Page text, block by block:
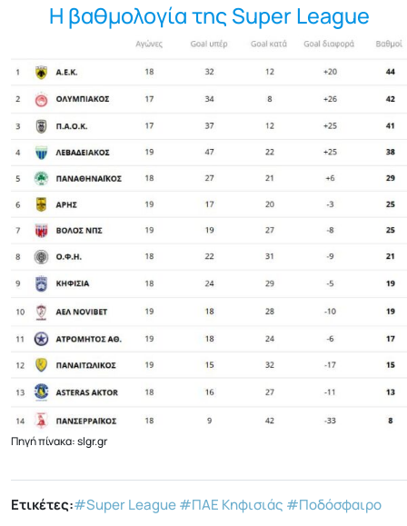
Η βαθμολογία της Super League
Πηγή πίνακα: slgr.gr
Ετικέτες:#Super League#ΠΑΕ Κηφισιάς #Ποδόσφαιρο